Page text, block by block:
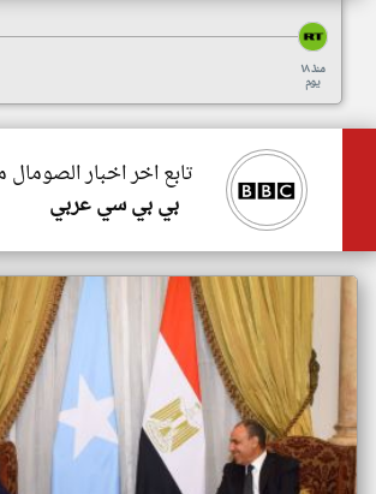
منذ ١٨
يوم
تابع اخر اخبار الصومال
بي بي سي عربي